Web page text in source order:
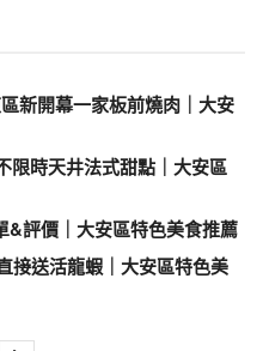
新開幕一家板前燒肉｜大安
限時天井法式甜點｜大安區
評價｜大安區特色美食推薦
接送活龍蝦｜大安區特色美